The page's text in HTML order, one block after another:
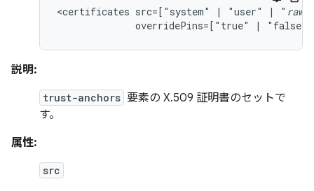
<certificates src=["system" | "user" | " raw
overridePins=["true"
| "false"]
説明:
trust-anchors 要素の X.509 証明書のセットで
す。
属性:
src